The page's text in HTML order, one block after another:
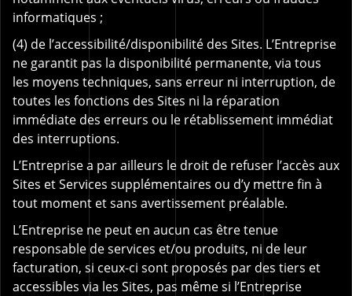
informatiques ;
(4) de l’accessibilité/disponibilité des Sites. L’Entreprise
ne garantit pas la disponibilité permanente, via tous
les moyens techniques, sans erreur ni interruption, de
toutes les fonctions des Sites ni la réparation
immédiate des erreurs ou le rétablissement immédiat
des interruptions.
L’Entreprise a par ailleurs le droit de refuser l’accès aux
Sites et Services supplémentaires ou d’y mettre fin à
tout moment et sans avertissement préalable.
L’Entreprise ne peut en aucun cas être tenue
responsable de services et/ou produits, ni de leur
facturation, si ceux-ci sont proposés par des tiers et
accessibles via les Sites, pas même si l’Entreprise